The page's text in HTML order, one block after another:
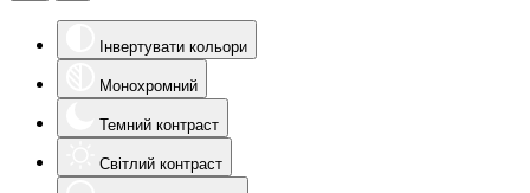
Інвертувати кольори
Монохромний
Темний контраст
Світлий контраст